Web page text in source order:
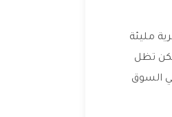
مليئة
لكن تظل
السوق